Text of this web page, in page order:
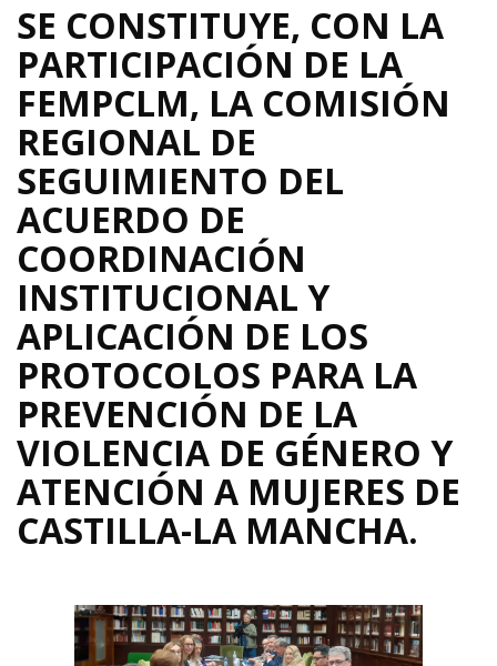
SE CONSTITUYE, CON LA
PARTICIPACIÓN DE LA
FEMPCLM, LA COMISIÓN
REGIONAL DE
SEGUIMIENTO DEL
ACUERDO DE
COORDINACIÓN
INSTITUCIONAL Y
APLICACIÓN DE LOS
PROTOCOLOS PARA LA
PREVENCIÓN DE LA
VIOLENCIA DE GÉNERO Y
ATENCIÓN A MUJERES DE
CASTILLA-LA MANCHA.